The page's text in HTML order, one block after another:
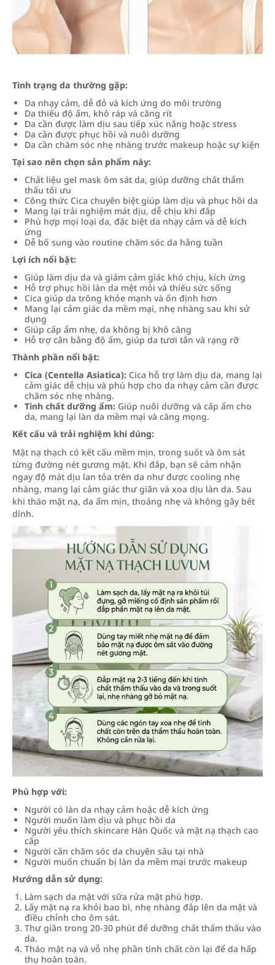
Tình trạng da thường gặp:
Da nhạy cảm, dễ đỏ và kích ứng do môi trường
Da thiếu độ ẩm, khô ráp và căng rít
Da cần được làm dịu sau tiếp xúc nắng hoặc stress
Da cần được phục hồi và nuôi dưỡng
Da cần chăm sóc nhẹ nhàng trước makeup hoặc sự kiện
Tại sao nên chọn sản phẩm này:
Chất liệu gel mask ôm sát da, giúp dưỡng chất thẩm
thấu tối ưu
Công thức Cica chuyên biệt giúp làm dịu và phục hồi da
Mang lại trải nghiệm mát dịu, dễ chịu khi đắp
Phù hợp mọi loại da, đặc biệt da nhạy cảm và dễ kích
ứng
Dễ bổ sung vào routine chăm sóc da hằng tuần
Lợi ích nổi bật:
Giúp làm dịu da và giảm cảm giác khó chịu, kích ứng
Hỗ trợ phục hồi làn da mệt mỏi và thiếu sức sống
Cica giúp da trông khỏe mạnh và ổn định hơn
Mang lại cảm giác da mềm mại, nhẹ nhàng sau khi sử
dụng
Giúp cấp ẩm nhẹ, da không bị khô căng
Hỗ trợ cân bằng độ ẩm, giúp da tươi tắn và rạng rỡ
Thành phần nổi bật:
Cica (Centella Asiatica): Cica hỗ trợ làm dịu da, mang lại
cảm giác dễ chịu và phù hợp cho da nhạy cảm cần được
chăm sóc nhẹ nhàng.
Tinh chất dưỡng ẩm: Giúp nuôi dưỡng và cấp ẩm cho
da, mang lại làn da mềm mại và căng mọng.
Kết cấu và trải nghiệm khi dùng:
Mặt nạ thạch có kết cấu mềm mịn, trong suốt và ôm sát
từng đường nét gương mặt. Khi đắp, bạn sẽ cảm nhận
ngay độ mát dịu lan tỏa trên da như được cooling nhẹ
nhàng, mang lại cảm giác thư giãn và xoa dịu làn da. Sau
khi tháo mặt nạ, da ẩm mịn, thoáng nhẹ và không gây bết
dính.
Phù hợp với:
Người có làn da nhạy cảm hoặc dễ kích ứng
Người muốn làm dịu và phục hồi da
Người yêu thích skincare Hàn Quốc và mặt nạ thạch cao
cấp
Người cần chăm sóc da chuyên sâu tại nhà
Người muốn chuẩn bị làn da mềm mại trước makeup
Hướng dẫn sử dụng:
Làm sạch da mặt với sữa rửa mặt phù hợp.
Lấy mặt nạ ra khỏi bao bì, nhẹ nhàng đắp lên da mặt và
điều chỉnh cho ôm sát.
Thư giãn trong 20-30 phút để dưỡng chất thẩm thấu vào
da.
Tháo mặt nạ và vỗ nhẹ phần tinh chất còn lại để da hấp
thụ hoàn toàn.